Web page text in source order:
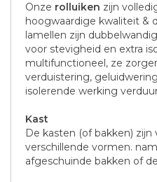
Onze rolluiken zijn
hoogwaardige kwaliteit &
lamellen zijn
voor stevigheid en extra
multifunctioneel, ze
verduistering,
isolerende werking
Kast
De kasten (of bakken) zijn
verschillende vormen.
afgeschuinde bakken of